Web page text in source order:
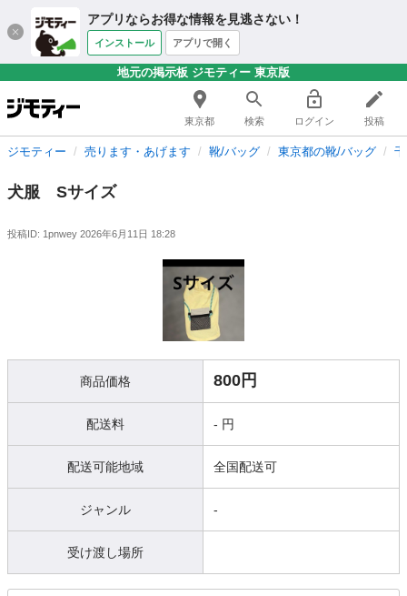
アプリならお得な情報を見逃さない！
インストール アプリで開く
地元の掲示板 ジモティー 東京版
東京都 検索 ログイン 投稿
ジモティー 売ります・あげます 靴/バッグ 東京都の靴/バッグ
犬服 Sサイズ
投稿ID: 1pnwey 2026年6月11日 18:28
商品価格 800円
配送料 - 円
配送可能地域 全国配送可
ジャンル -
受け渡し場所